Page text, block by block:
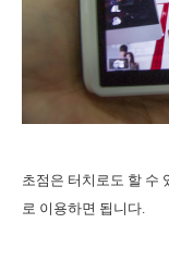
초점은 터치로도 할 수
로 이용하면 됩니다.